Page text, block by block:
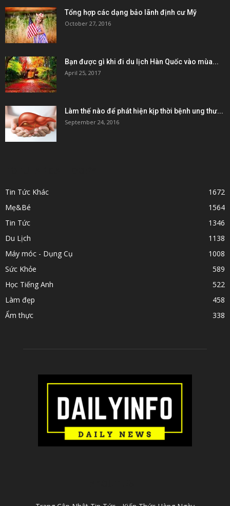
Tổng hợp các dạng bảo lãnh định cư Mỹ
October 27, 2016
Bạn được gì khi đi du lịch Hàn Quốc vào mùa...
April 25, 2017
Làm thế nào để phát hiện kịp thời bệnh ung thư...
September 24, 2016
Tin Tức Khác
1672
Mẹ&Bé
1564
Tin Tức
1346
Du Lịch
1138
Máy móc - Dụng Cụ
1008
Sức Khỏe
589
Học Tiếng Anh
522
Làm đẹp
458
Ẩm thực
338